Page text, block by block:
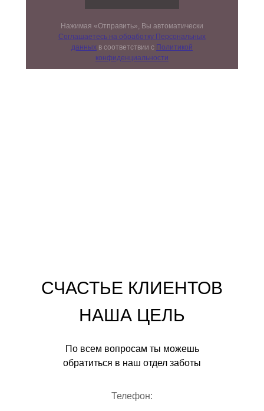
Нажимая «Отправить», Вы автоматически
Соглашаетесь на обработку Персональных
данных в соответствии с Политикой
конфиденциальности
СЧАСТЬЕ КЛИЕНТОВ
НАША ЦЕЛЬ
По всем вопросам ты можешь
обратиться в наш отдел заботы
Телефон: